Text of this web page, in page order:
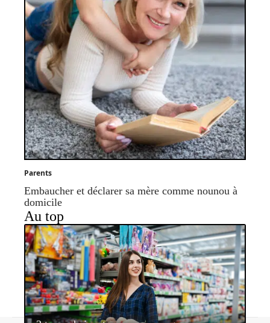
Parents
Embaucher et déclarer sa mère comme nounou à
domicile
Au top